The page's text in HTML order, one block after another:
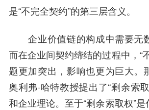
是“不完全契约”的第三层含义。
企业价值链的构成中需要无
而在企业间契约缔结的过程中，“
题更加突出，影响也更为巨大。
奥利弗·哈特教授提出了“剩余索
和企业理论。至于“剩余索取权”